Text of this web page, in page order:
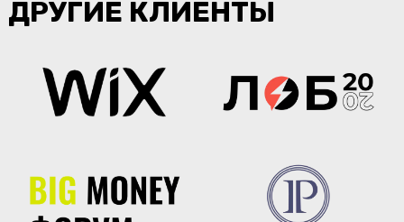
ДРУГИЕ КЛИЕНТЫ